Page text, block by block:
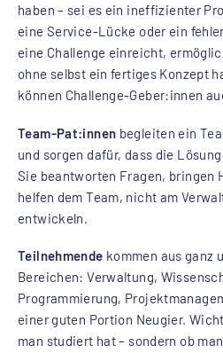
haben – sei es ein ineffizienter
eine Service-Lücke oder ein
eine Challenge einreicht,
ohne selbst ein fertiges Konzept
können Challenge-Geber:innen
Team-Pat:innen begleiten ein
und sorgen dafür, dass die
Sie beantworten Fragen, bringen
helfen dem Team, nicht am
entwickeln.
Teilnehmende kommen aus ganz
Bereichen: Verwaltung,
Programmierung,
einer guten Portion Neugier.
man studiert hat – sondern ob